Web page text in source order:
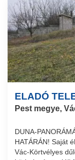
ELADÓ
Pest megye,
DUNA-
HATÁRÁN! Saját
Vác-Körtvélyes